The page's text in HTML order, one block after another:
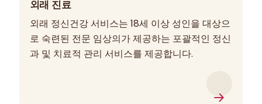
외래 진료
외래 정신건강 서비스는 18세 이상 성인을 대상으
로 숙련된 전문 임상의가 제공하는 포괄적인 정신
과 및 치료적 관리 서비스를 제공합니다.